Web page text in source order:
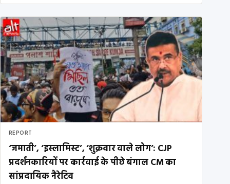
REPORT
‘जमाती’, ‘इस्लामिस्ट’, ‘शुक्रवार वाले लोग’: CJP
प्रदर्शनकारियों पर कार्रवाई के पीछे बंगाल CM का
सांप्रदायिक नैरेटिव